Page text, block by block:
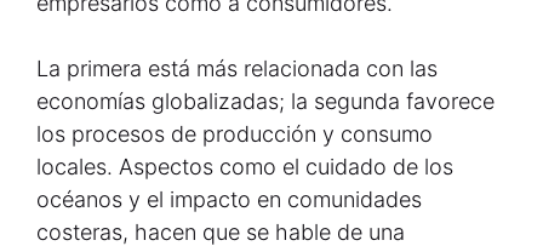
La primera está más relacionada con las
economías globalizadas; la segunda favorece
los procesos de producción y consumo
locales. Aspectos como el cuidado de los
océanos y el impacto en comunidades
costeras, hacen que se hable de una